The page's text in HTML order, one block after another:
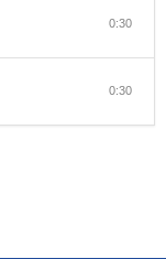
0:30
0:30